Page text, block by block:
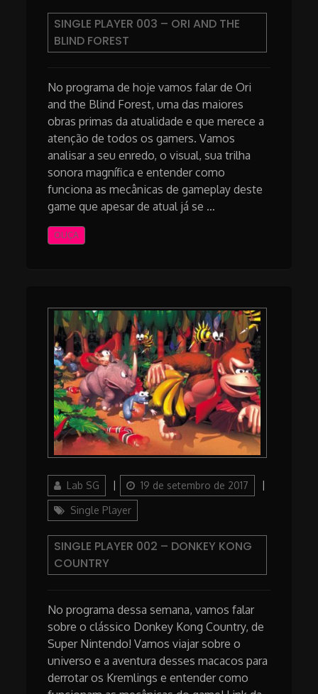
SINGLE PLAYER 003 – ORI AND THE
BLIND FOREST
No programa de hoje vamos falar de Ori
and the Blind Forest, uma das maiores
obras primas da atualidade e que merece a
atenção de todos os gamers. Vamos
analisar a seu enredo, o visual, sua trilha
sonora magnífica e entender como
funciona as mecânicas de gameplay deste
game que apesar de atual já se …
OUÇA
AuthorLab SG
Posted
on
19 de setembro de 2017
Categories
Single Player
SINGLE PLAYER 002 – DONKEY KONG
COUNTRY
No programa dessa semana, vamos falar
sobre o clássico Donkey Kong Country, de
Super Nintendo! Vamos viajar sobre o
universo e a aventura desses macacos para
derrotar os Kremlings e entender como